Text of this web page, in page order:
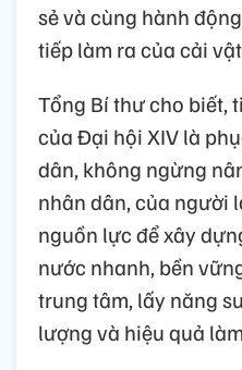
sẻ và cùng hành
tiếp làm ra của cải
Tổng Bí thư cho biết,
của Đại hội XIV là
dân, không ngừng
nhân dân, của người
nguồn lực để xây
nước nhanh, bền
trung tâm, lấy năng
lượng và hiệu quả